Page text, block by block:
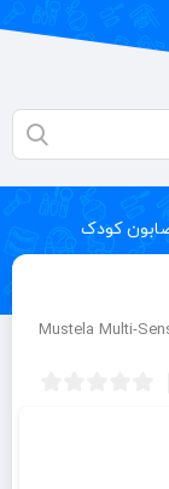
کودک
Mustela Multi-